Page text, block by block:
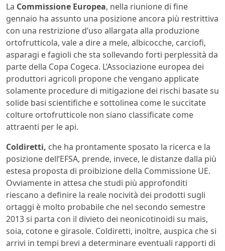
La Commissione Europea, nella riunione di fine
gennaio ha assunto una posizione ancora più restrittiva
con una restrizione d’uso allargata alla produzione
ortofrutticola, vale a dire a mele, albicocche, carciofi,
asparagi e fagioli che sta sollevando forti perplessità da
parte della Copa Cogeca. L’Associazione europea dei
produttori agricoli propone che vengano applicate
solamente procedure di mitigazione dei rischi basate su
solide basi scientifiche e sottolinea come le succitate
colture ortofrutticole non siano classificate come
attraenti per le api.
Coldiretti, che ha prontamente sposato la ricerca e la
posizione dell’EFSA, prende, invece, le distanze dalla più
estesa proposta di proibizione della Commissione UE.
Ovviamente in attesa che studi più approfonditi
riescano a definire la reale nocività dei prodotti sugli
ortaggi è molto probabile che nel secondo semestre
2013 si parta con il divieto dei neonicotinoidi su mais,
soia, cotone e girasole. Coldiretti, inoltre, auspica che si
arrivi in tempi brevi a determinare eventuali rapporti di